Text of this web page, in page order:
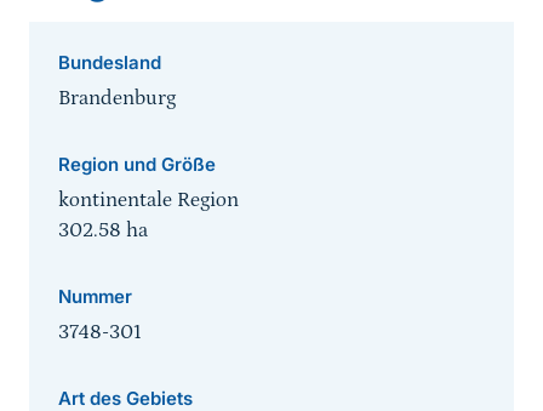
Bundesland
Brandenburg
Region und Größe
kontinentale Region
302.58 ha
Nummer
3748-301
Art des Gebiets